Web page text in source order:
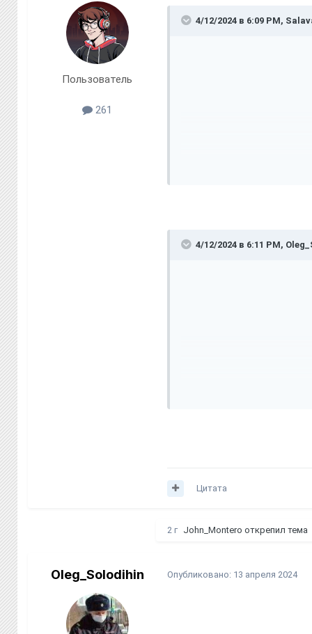
Пользователь
261
4/12/2024 в 6:09 PM,
1. Тренировка -
4/12/2024 в 6:11 PM,
Рапорт передаётся на
Цитата
2 г John_Montero открепил тема
Oleg_Solodihin Опубликовано: 13 апреля 2024